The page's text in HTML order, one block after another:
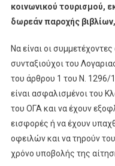
κοινωνικού τουρισμού,
δωρεάν παροχής βιβλίων,
Να είναι οι
συνταξιούχοι του
του άρθρου 1 του Ν. 1296/
είναι ασφαλισμένοι του
του ΟΓΑ και να έχουν
εισφορές ή να έχουν
οφειλών και να τηρούν
χρόνο υποβολής της